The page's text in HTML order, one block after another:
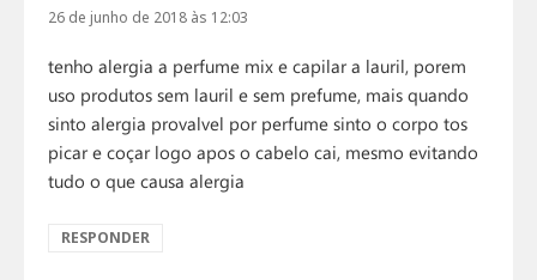
26 de junho de 2018 às 12:03
tenho alergia a perfume mix e capilar a lauril, porem
uso produtos sem lauril e sem prefume, mais quando
sinto alergia provalvel por perfume sinto o corpo tos
picar e coçar logo apos o cabelo cai, mesmo evitando
tudo o que causa alergia
RESPONDER